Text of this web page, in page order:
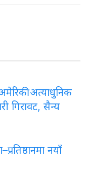
अत्याधुनिक
गिरावट, सैन्य
नयाँ